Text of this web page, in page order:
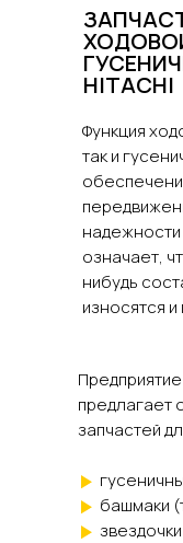
HITACHI
Функция
так и
означает,
нибудь
износятся и
предлагает
запчастей
башмаки